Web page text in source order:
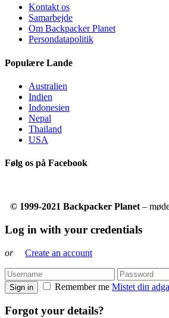
Kontakt os
Samarbejde
Om Backpacker Planet
Persondatapolitik
Populære Lande
Australien
Indien
Indonesien
Nepal
Thailand
USA
Følg os på Facebook
© 1999-2021 Backpacker Planet –
Log in with your credentials
or Create an account
Sign in Remember me Mistet din
Forgot your details?